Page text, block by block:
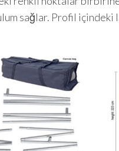
sağlar. Profil içindeki